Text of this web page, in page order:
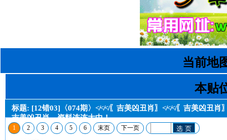
当前地
本贴
标题: [12错03]〈074期〉≮≮≮〖吉美凶丑肖〗≮≮≮〖吉美凶丑肖
吉美凶丑肖，资料连连大中！
1 2 3 4 5 6 末页 下一页 选 页